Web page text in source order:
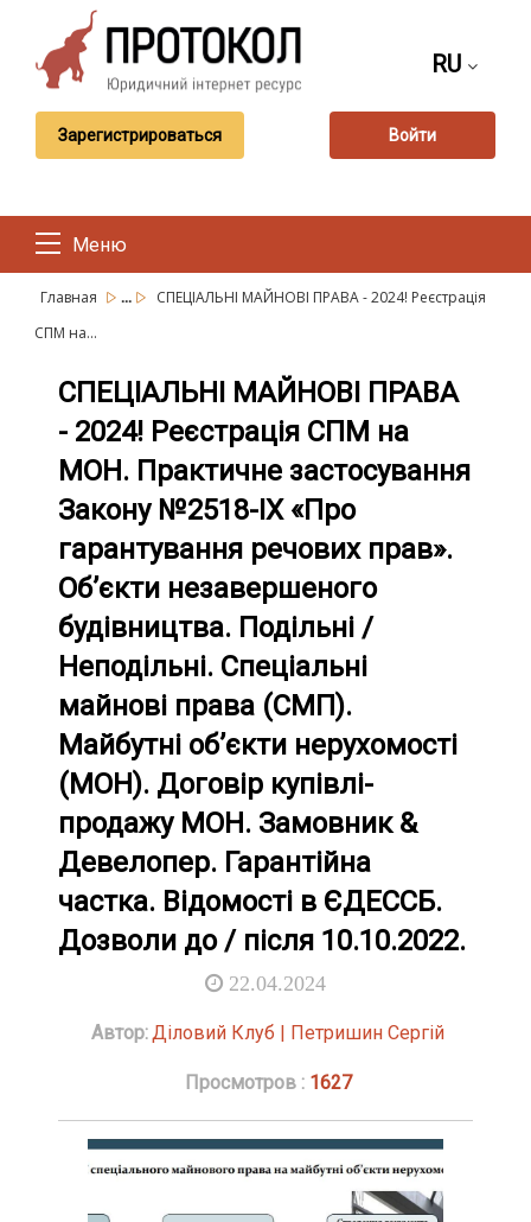
RU
Зарегистрироваться Войти
Меню
Главная ...
СПЕЦІАЛЬНІ МАЙНОВІ ПРАВА - 2024! Реєстрація
СПМ на...
СПЕЦІАЛЬНІ МАЙНОВІ ПРАВА
- 2024! Реєстрація СПМ на
МОН. Практичне застосування
Закону №2518-ІХ «Про
гарантування речових прав».
Об’єкти незавершеного
будівництва. Подільні /
Неподільні. Спеціальні
майнові права (СМП).
Майбутні об’єкти нерухомості
(МОН). Договір купівлі-
продажу МОН. Замовник &
Девелопер. Гарантійна
частка. Відомості в ЄДЕССБ.
Дозволи до / після 10.10.2022.
22.04.2024
Автор:Діловий Клуб | Петришин Сергій
Просмотров : 1627